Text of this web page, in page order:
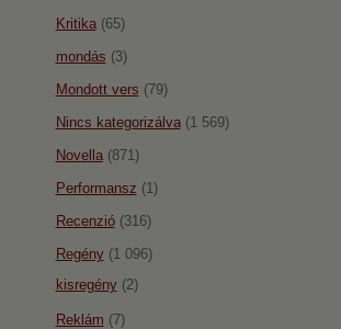
Kritika(65)
mondás (3)
Mondott vers (79)
Nincs kategorizálva(1 569)
Novella(871)
Performansz (1)
Recenzió(316)
Regény(1 096)
kisregény(2)
Reklám (7)